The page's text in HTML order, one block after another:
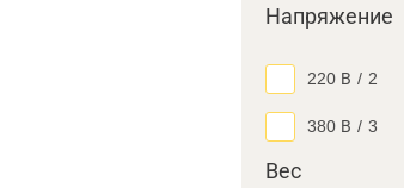
Напряжение
220 В / 2
380 В / 3
Вес